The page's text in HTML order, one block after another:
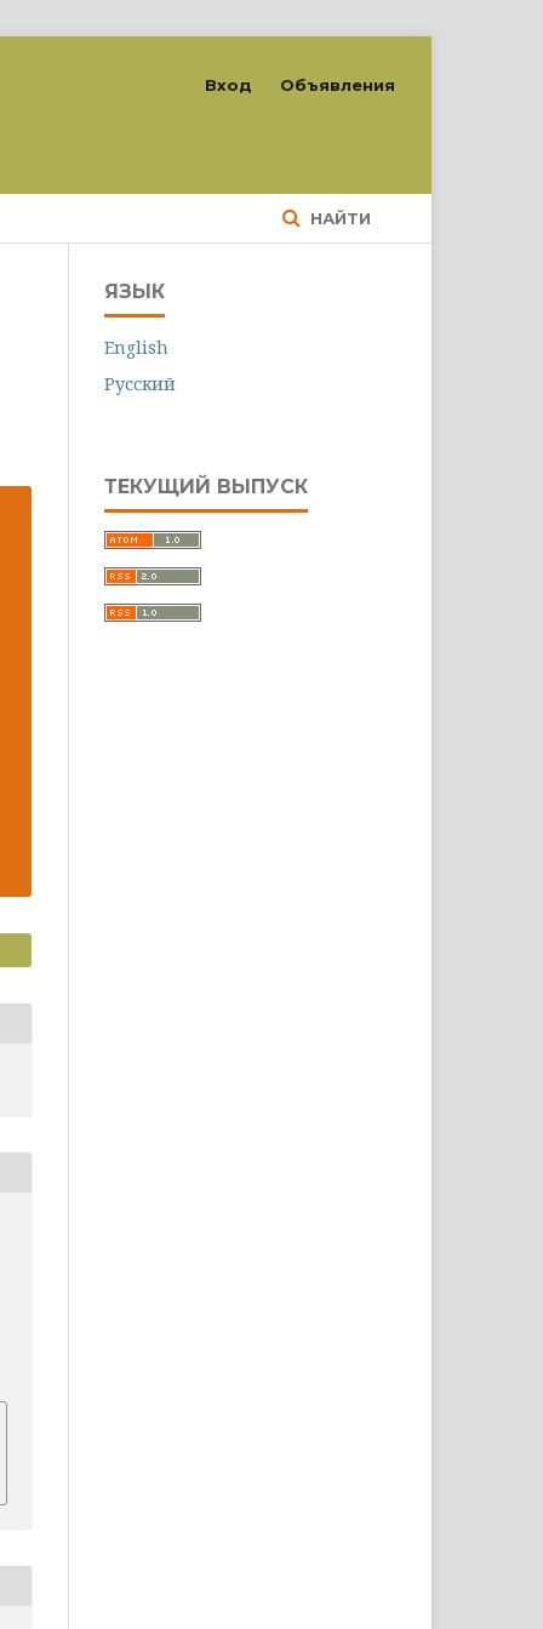
НАЙТИ
Вход Объявления
ЯЗЫК
English
Русский
ТЕКУЩИЙ ВЫПУСК